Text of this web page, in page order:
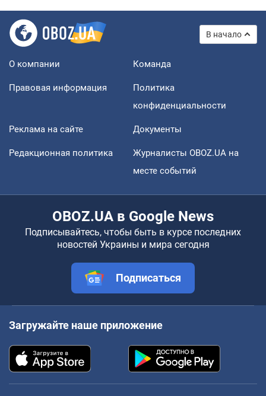
В начало
О компании Команда
Правовая информация
Политика
конфиденциальности
Реклама на сайте Документы
Редакционная политика
Журналисты OBOZ.UA на
месте событий
OBOZ.UA в Google News
Подписывайтесь, чтобы быть в курсе последних
новостей Украины и мира сегодня
Подписаться
Загружайте наше приложение